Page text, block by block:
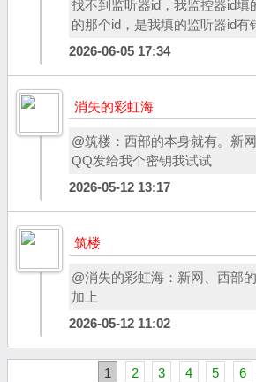
找不到监听器id，我监控器id填
的那个id，是我填的监听器id有
2026-06-05 17:34
消失的彩虹海
@筑楼：西部的本身就有。新
QQ发给我个密钥我试试
2026-05-12 13:17
筑楼
@消失的彩虹海：新网、西部
加上
2026-05-12 11:02
1 2 3 4 5 6